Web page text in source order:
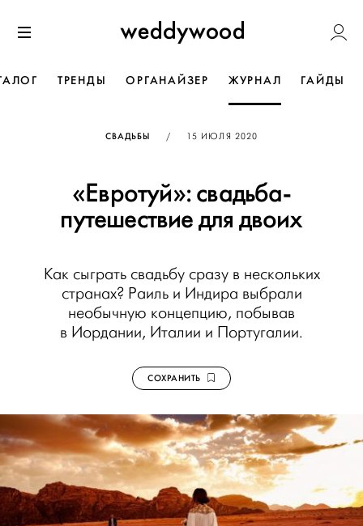
к содержанию
Weddywood
ТРЕНДЫ ОРГАНАЙЗЕР ЖУРНАЛ ГАЙДЫ
СВАДЬБЫ / ОПУБЛИКОВАНО
15 ИЮЛЯ 2020
«Евротуй»: свадьба-
путешествие для двоих
Как сыграть свадьбу сразу в нескольких
странах? Раиль и Индира выбрали
необычную концепцию, побывав
в Иордании, Италии и Португалии.
СОХРАНИТЬ